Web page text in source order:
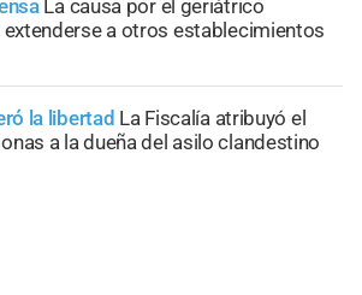
La causa por el geriátrico
a otros establecimientos
la libertad La Fiscalía atribuyó el
a la dueña del asilo clandestino